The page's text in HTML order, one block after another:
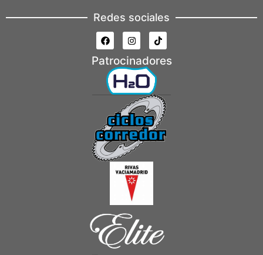
Redes sociales
Patrocinadores